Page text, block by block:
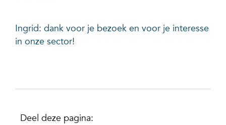
Ingrid: dank voor je bezoek en voor je interesse
in onze sector!
Deel deze pagina: